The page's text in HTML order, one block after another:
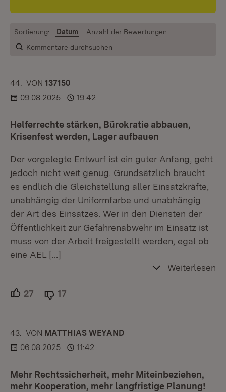
Kommentare durchsuchen
Sortierung: Datum Anzahl der Bewertungen
44. KOMMENTAR
VON :137150
09.08.2025
19:42
Helferrechte stärken, Bürokratie abbauen,
Krisenfest werden, Lager aufbauen
Der vorgelegte Entwurf ist ein guter Anfang, geht
jedoch nicht weit genug. Grundsätzlich braucht
es endlich die Gleichstellung aller Einsatzkräfte,
unabhängig der Uniformfarbe und unabhängig
der Art des Einsatzes. Wer in den Diensten der
Öffentlichkeit zur Gefahrenabwehr im Einsatz ist
muss von der Arbeit freigestellt werden, egal ob
eine AEL
[…]
Weiterlesen
27 Unterstützer.
17
43. KOMMENTAR
VON :MATTHIAS WEYAND
06.08.2025
11:42
Mehr Rechtssicherheit, mehr Miteinbeziehen,
mehr Kooperation, mehr langfristige Planung!